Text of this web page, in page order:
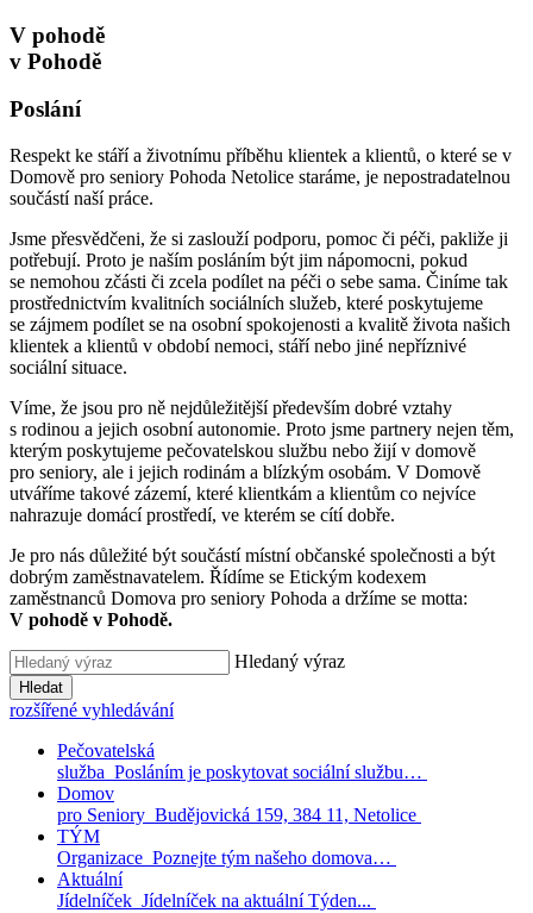
V pohodě
v Pohodě
Poslání
Respekt ke stáří a životnímu příběhu klientek a klientů, o které se v
Domově pro seniory Pohoda Netolice staráme, je nepostradatelnou
součástí naší práce.
Jsme přesvědčeni, že si zaslouží podporu, pomoc či péči, pakliže ji
potřebují. Proto je naším posláním být jim nápomocni, pokud
se nemohou zčásti či zcela podílet na péči o sebe sama. Činíme tak
prostřednictvím kvalitních sociálních služeb, které poskytujeme
se zájmem podílet se na osobní spokojenosti a kvalitě života našich
klientek a klientů v období nemoci, stáří nebo jiné nepříznivé
sociální situace.
Víme, že jsou pro ně nejdůležitější především dobré vztahy
s rodinou a jejich osobní autonomie. Proto jsme partnery nejen těm,
kterým poskytujeme pečovatelskou službu nebo žijí v domově
pro seniory, ale i jejich rodinám a blízkým osobám. V Domově
utváříme takové zázemí, které klientkám a klientům co nejvíce
nahrazuje domácí prostředí, ve kterém se cítí dobře.
Je pro nás důležité být součástí místní občanské společnosti a být
dobrým zaměstnavatelem. Řídíme se Etickým kodexem
zaměstnanců Domova pro seniory Pohoda a držíme se motta:
V pohodě v Pohodě.
Hledaný výraz
Hledat
rozšířené vyhledávání
Pečovatelská
služba Posláním je poskytovat sociální službu…
Domov
pro Seniory Budějovická 159, 384 11, Netolice
TÝM
Organizace Poznejte tým našeho domova…
Aktuální
Jídelníček Jídelníček na aktuální Týden...